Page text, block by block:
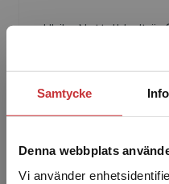
Samtycke
Denna webbplats
Vi använder
Ulrika Nettelbladt är
logoped och
universitet. Hon har i
som föreläsar...